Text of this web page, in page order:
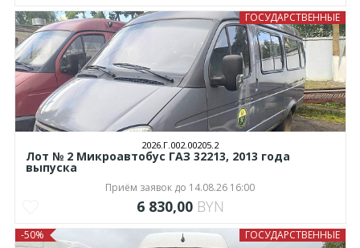
ГОСУДАРСТВЕННЫЕ
2026.Г.002.00205.2
Лот № 2 Микроавтобус ГАЗ 32213, 2013 года
выпуска
Приём заявок до 14.08.26 16:00
6 830,00 BYN
ГОСУДАРСТВЕННЫЕ
-50%